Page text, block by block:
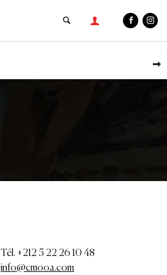
Tél. +212 5 22 26 10 48
info@cmooa.com